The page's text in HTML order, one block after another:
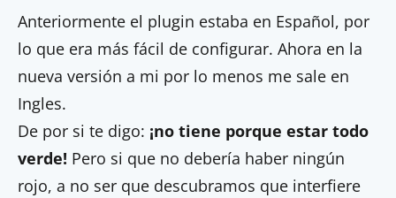
Anteriormente el plugin estaba en Español, por
lo que era más fácil de configurar. Ahora en la
nueva versión a mi por lo menos me sale en
Ingles.
De por si te digo: ¡no tiene porque estar todo
verde! Pero si que no debería haber ningún
rojo, a no ser que descubramos que interfiere